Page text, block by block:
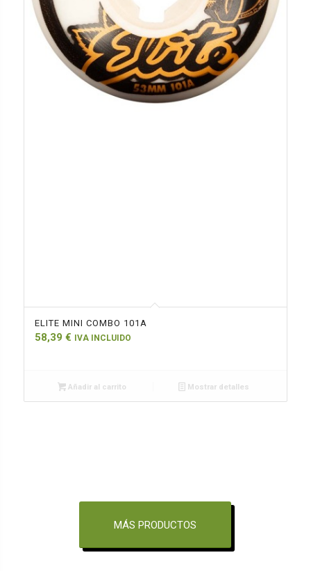
ELITE MINI COMBO 101A
58,39 € IVA INCLUIDO
Añadir al carrito Mostrar detalles
MÁS PRODUCTOS